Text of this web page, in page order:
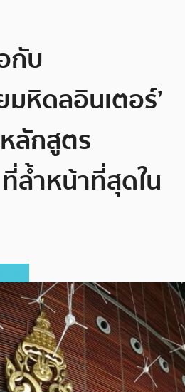
กับ​
มหิดลอินเตอร์’
ลักสูตร
ล้ำหน้าที่สุดใน